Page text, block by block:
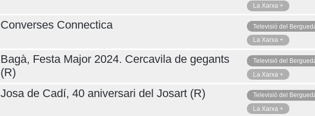
La Xarxa +
Converses Connectica
Televisió del
La Xarxa +
Bagà, Festa Major 2024. Cercavila de gegants
(R)
Televisió del
La Xarxa +
Josa de Cadí, 40 aniversari del Josart (R)
Televisió del
La Xarxa +